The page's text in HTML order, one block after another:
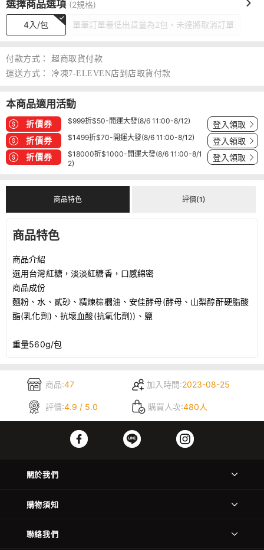
選擇商品選項 (2規格)
4入/包 單筆訂單最低出貨量為2包，未達將取消訂單
付款方式：
超商取貨付款
運送方式：
冷凍7-ELEVEN店到店取貨付款
本商品適用活動
折價券 $999折$50-開運大發(8/6 11:00-8/12) 登入領取
折價券 $1499折$70-開運大發(8/6 11:00-8/12) 登入領取
折價券
$18000折$1000-開運大發(8/6 11:00-8/1
2)
登入領取
商品特色 評價(1)
商品特色
商品介紹
選用台灣紅糖，淡淡紅糖香，口感綿密
商品成份
麵粉、水、貳砂、精煉棕櫚油、安佳酵母(酵母、山梨醇酐硬脂酸
酯(乳化劑)、抗壞血酸(抗氧化劑))、鹽
重量560g/包
商品:47 加入時間:2023-08-25
評價:4.9 / 5.0 購買人次:480人
關於我們
購物須知
聯絡我們